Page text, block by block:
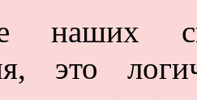
наших
это